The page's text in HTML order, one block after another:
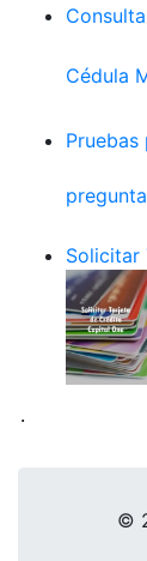
Cédula
Solicitar
.
©